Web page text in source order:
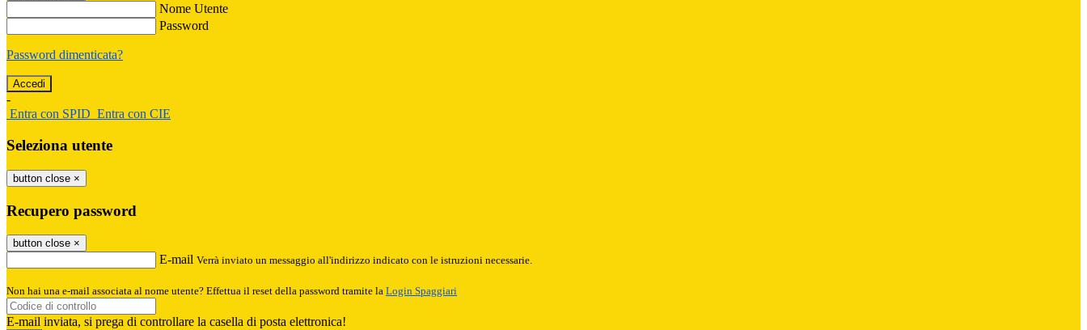
Nome Utente
Password
Password dimenticata?
-
Entra con SPID Entra con CIE
Seleziona utente
button close ×
Recupero password
button close ×
E-mail Verrà inviato un messaggio all'indirizzo indicato con le istruzioni necessarie.
Non hai una e-mail associata al nome utente? Effettua il reset della password tramite la Login Spaggiari
E-mail inviata, si prega di controllare la casella di posta elettronica!